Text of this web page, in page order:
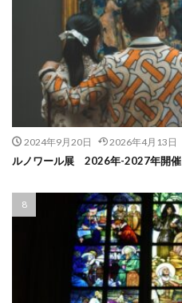
2024年9月20日 2026年4月13日
ルノワール展 2026年-2027年開催